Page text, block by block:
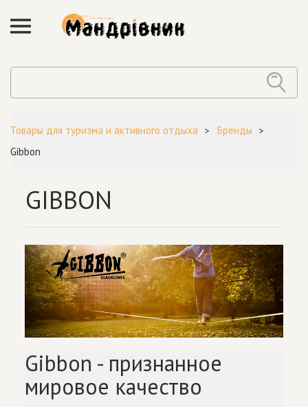
Товары для туризма и активного отдыха
Бренды
Gibbon
GIBBON
Gibbon - признанное
мировое качество